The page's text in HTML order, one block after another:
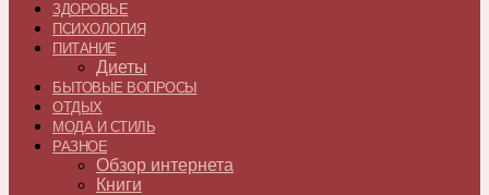
ЗДОРОВЬЕ
ПСИХОЛОГИЯ
ПИТАНИЕ
Диеты
БЫТОВЫЕ ВОПРОСЫ
ОТДЫХ
МОДА И СТИЛЬ
РАЗНОЕ
Обзор интернета
Книги